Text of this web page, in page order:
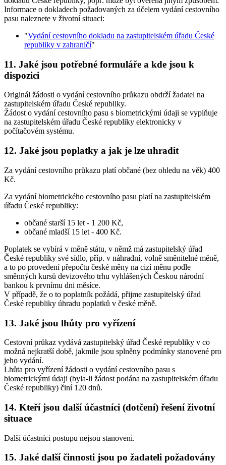
Informace o dokladech požadovaných za účelem vydání cestovního
pasu naleznete v životní situaci:
"Vydání cestovního dokladu na zastupitelském úřadu České
republiky v zahraničí"
11. Jaké jsou potřebné formuláře a kde jsou k
dispozici
Originál žádosti o vydání cestovního průkazu obdrží žadatel na
zastupitelském úřadu České republiky.
Žádost o vydání cestovního pasu s biometrickými údaji se vyplňuje
na zastupitelském úřadu České republiky elektronicky v
počítačovém systému.
12. Jaké jsou poplatky a jak je lze uhradit
Za vydání cestovního průkazu platí občané (bez ohledu na věk) 400
Kč.
Za vydání biometrického cestovního pasu platí na zastupitelském
úřadu České republiky:
občané starší 15 let - 1 200 Kč,
občané mladší 15 let - 400 Kč.
Poplatek se vybírá v měně státu, v němž má zastupitelský úřad
České republiky své sídlo, příp. v náhradní, volně směnitelné měně,
a to po provedení přepočtu české měny na cizí měnu podle
směnných kursů devizového trhu vyhlášených Českou národní
bankou k prvnímu dni měsíce.
V případě, že o to poplatník požádá, přijme zastupitelský úřad
České republiky úhradu poplatků v české měně.
13. Jaké jsou lhůty pro vyřízení
Cestovní průkaz vydává zastupitelský úřad České republiky v co
možná nejkratší době, jakmile jsou splněny podmínky stanovené pro
jeho vydání.
Lhůta pro vyřízení žádosti o vydání cestovního pasu s
biometrickými údaji (byla-li žádost podána na zastupitelském úřadu
České republiky) činí 120 dnů.
14. Kteří jsou další účastníci (dotčení) řešení životní
situace
Další účastníci postupu nejsou stanoveni.
15. Jaké další činnosti jsou po žadateli požadovány